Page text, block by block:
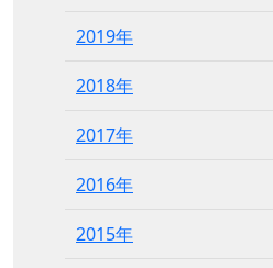
2019年
2018年
2017年
2016年
2015年